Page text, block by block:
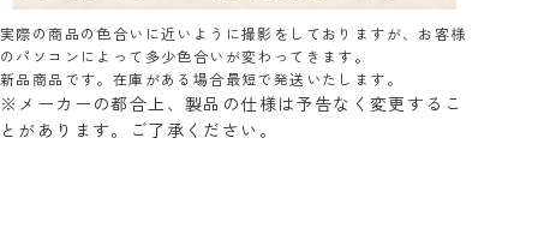
実際の商品の色合いに近いように撮影をしておりますが、お客様
のパソコンによって多少色合いが変わってきます。
新品商品です。在庫がある場合最短で発送いたします。
※メーカーの都合上、製品の仕様は予告なく変更するこ
とがあります。ご了承ください。